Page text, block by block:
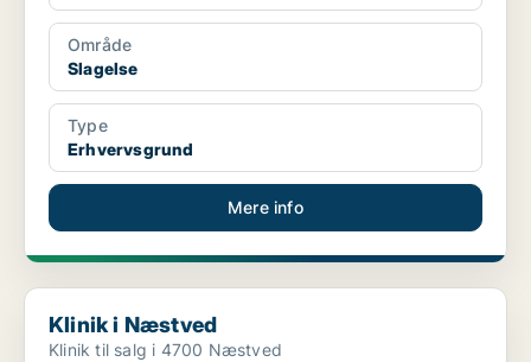
Område
Slagelse
Type
Erhvervsgrund
Mere info
Klinik i Næstved
Klinik i Næstved
Klinik til salg i 4700 Næstved